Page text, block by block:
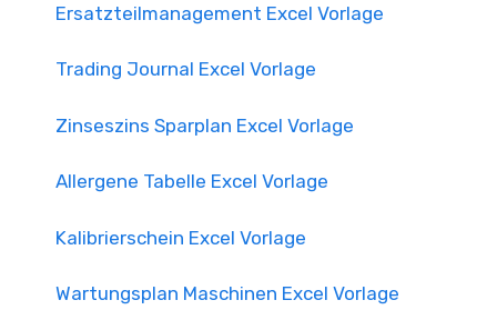
Ersatzteilmanagement Excel Vorlage
Trading Journal Excel Vorlage
Zinseszins Sparplan Excel Vorlage
Allergene Tabelle Excel Vorlage
Kalibrierschein Excel Vorlage
Wartungsplan Maschinen Excel Vorlage